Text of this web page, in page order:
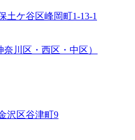
ケ谷区峰岡町1-13-1
川区・西区・中区）
沢区谷津町9